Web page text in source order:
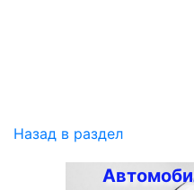
Назад в раздел